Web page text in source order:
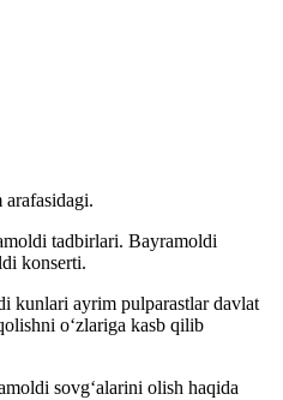
tadbirlari. Bayramoldi
konserti.
kunlari ayrim pulparastlar davlat
oʻzlariga kasb qilib
sovgʻalarini olish haqida